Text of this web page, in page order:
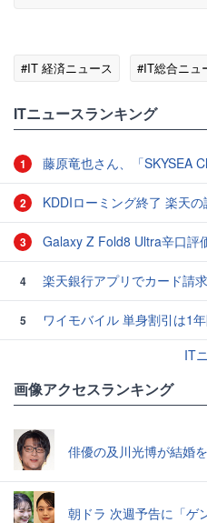
#IT 経済ニュース #IT総合ニュ
ITニュースランキング
1 藤原竜也さん、「SKYSEA Client View」新CMで「AI労務改
2 KDDIローミング終了 楽天の
3 Galaxy Z Fold8 Ultra辛口評
4 楽天銀行アプリでカード請
5
ワイモバイル 単身割引は1
IT
画像アクセスランキング
俳優の及川光博が結婚
朝ドラ 次週予告に「ゲ